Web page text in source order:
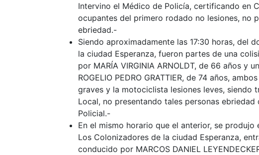
Intervino el Médico de Policía, certificando en
ocupantes del primero rodado no lesiones, no
ebriedad.-
Siendo aproximadamente las 17:30 horas, del
la ciudad Esperanza, fueron partes de una
por MARÍA VIRGINIA ARNOLDT, de 66 años y
ROGELIO PEDRO GRATTIER, de 74 años,
graves y la motociclista lesiones leves, siendo
Local, no presentando tales personas
Policial.-
En el mismo horario que el anterior, se
Los Colonizadores de la ciudad Esperanza,
conducido por MARCOS DANIEL